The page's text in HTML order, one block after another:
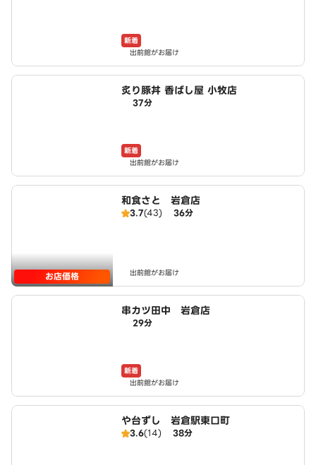
新着
出前館がお届け
炙り豚丼 香ばし屋 小牧店
37分
新着
出前館がお届け
お店価格
和食さと 岩倉店
3.7(43) 36分
出前館がお届け
串カツ田中 岩倉店
29分
新着
出前館がお届け
や台ずし 岩倉駅東口町
3.6(14) 38分